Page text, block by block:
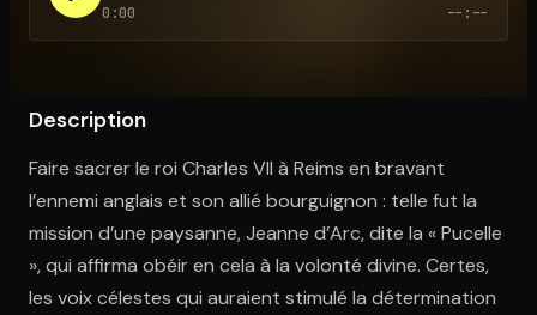
Ouvre l'app Appareil photo, pointe sur le code. C'est gratuit à
0:00 --:--
Description
Faire sacrer le roi Charles VII à Reims en bravant
l’ennemi anglais et son allié bourguignon : telle fut la
mission d’une paysanne, Jeanne d’Arc, dite la « Pucelle
», qui affirma obéir en cela à la volonté divine. Certes,
les voix célestes qui auraient stimulé la détermination